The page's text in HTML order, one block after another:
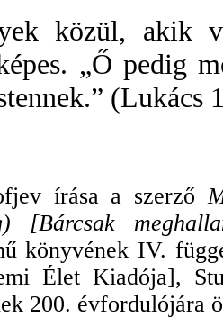
közül, akik
„Ő pedig
(Lukács
írása a szerző
[Bárcsak
könyvének IV.
Élet Kiadója],
200. évfordulójára